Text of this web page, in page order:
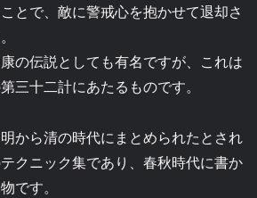
とで、敵に警戒心を抱かせて退却さ
の伝説としても有名ですが、これは
三十二計にあたるものです。
から清の時代にまとめられたとされ
クニック集であり、春秋時代に書か
です。